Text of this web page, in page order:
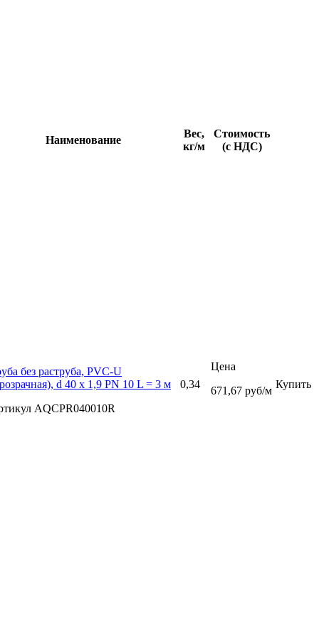
Наименование
Вес,
кг/м
Стоимость
(с НДС)
без раструба, PVC-U
d 40 х 1,9 PN 10 L = 3 м
AQCPR040010R
0,34
Цена
671,67 руб/м
Купить